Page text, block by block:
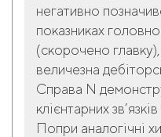
негативно
показниках
(скорочено
величезна
Справа N
клієнтарних
Попри аналогічні